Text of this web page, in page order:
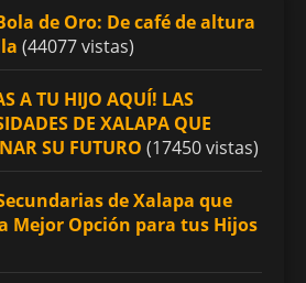
de Oro: De café de altura
(44077 vistas)
A TU HIJO AQUÍ! LAS
DE XALAPA QUE
SU FUTURO (17450 vistas)
de Xalapa que
Mejor Opción para tus Hijos